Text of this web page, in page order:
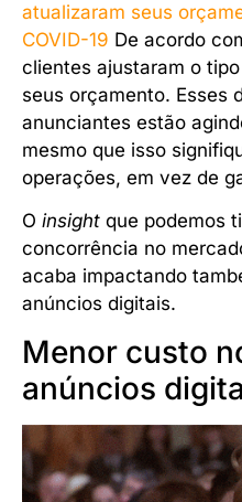
atualizaram seus
COVID-19 De acordo
clientes ajustaram o
seus orçamento. Esses
anunciantes estão
mesmo que isso
operações, em vez de
O insight que podemos
concorrência no
acaba impactando
anúncios digitais.
Menor custo
anúncios